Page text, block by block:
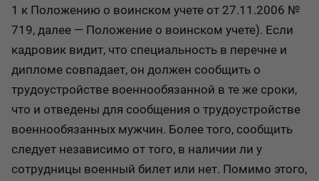
1 к Положению о воинском учете от 27.11.2006 №
719, далее — Положение о воинском учете). Если
кадровик видит, что специальность в перечне и
дипломе совпадает, он должен сообщить о
трудоустройстве военнообязанной в те же сроки,
что и отведены для сообщения о трудоустройстве
военнообязанных мужчин. Более того, сообщить
следует независимо от того, в наличии ли у
сотрудницы военный билет или нет. Помимо этого,